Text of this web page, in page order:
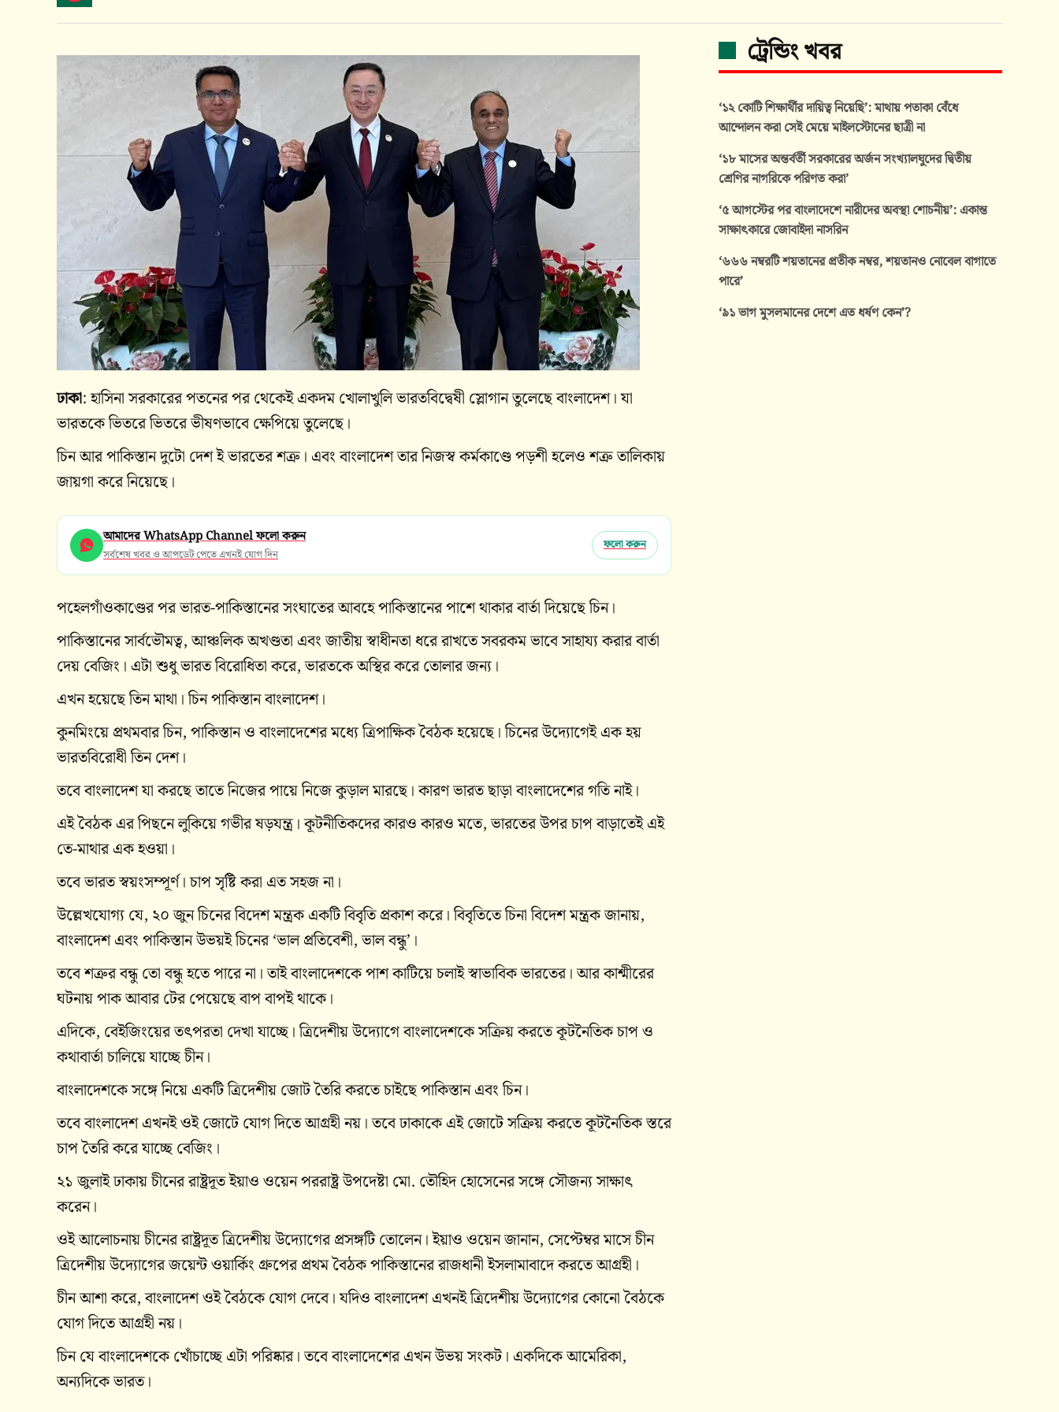
ঢাকা: হাসিনা সরকারের পতনের পর থেকেই একদম খোলাখুলি ভারতবিদ্বেষী স্লোগান তুলেছে বাংলাদেশ। যা
ভারতকে ভিতরে ভিতরে ভীষণভাবে ক্ষেপিয়ে তুলেছে।
চিন আর পাকিস্তান দুটো দেশ ই ভারতের শত্রু। এবং বাংলাদেশ তার নিজস্ব কর্মকাণ্ডে পড়শী হলেও শত্রু তালিকায়
জায়গা করে নিয়েছে।
আমাদের WhatsApp Channel ফলো করুন
সর্বশেষ খবর ও আপডেট পেতে এখনই যোগ দিন
ফলো করুন
পহেলগাঁওকাণ্ডের পর ভারত-পাকিস্তানের সংঘাতের আবহে পাকিস্তানের পাশে থাকার বার্তা দিয়েছে চিন।
পাকিস্তানের সার্বভৌমত্ব, আঞ্চলিক অখণ্ডতা এবং জাতীয় স্বাধীনতা ধরে রাখতে সবরকম ভাবে সাহায্য করার বার্তা
দেয় বেজিং। এটা শুধু ভারত বিরোধিতা করে, ভারতকে অস্থির করে তোলার জন্য।
এখন হয়েছে তিন মাথা। চিন পাকিস্তান বাংলাদেশ।
কুনমিংয়ে প্রথমবার চিন, পাকিস্তান ও বাংলাদেশের মধ্যে ত্রিপাক্ষিক বৈঠক হয়েছে। চিনের উদ্যোগেই এক হয়
ভারতবিরোধী তিন দেশ।
তবে বাংলাদেশ যা করছে তাতে নিজের পায়ে নিজে কুড়াল মারছে। কারণ ভারত ছাড়া বাংলাদেশের গতি নাই।
এই বৈঠক এর পিছনে লুকিয়ে গভীর ষড়যন্ত্র। কূটনীতিকদের কারও কারও মতে, ভারতের উপর চাপ বাড়াতেই এই
তে-মাথার এক হওয়া।
তবে ভারত স্বয়ংসম্পূর্ণ। চাপ সৃষ্টি করা এত সহজ না।
উল্লেখযোগ্য যে, ২০ জুন চিনের বিদেশ মন্ত্রক একটি বিবৃতি প্রকাশ করে। বিবৃতিতে চিনা বিদেশ মন্ত্রক জানায়,
বাংলাদেশ এবং পাকিস্তান উভয়ই চিনের ‘ভাল প্রতিবেশী, ভাল বন্ধু’।
তবে শত্রুর বন্ধু তো বন্ধু হতে পারে না। তাই বাংলাদেশকে পাশ কাটিয়ে চলাই স্বাভাবিক ভারতের। আর কাশ্মীরের
ঘটনায় পাক আবার টের পেয়েছে বাপ বাপই থাকে।
এদিকে, বেইজিংয়ের তৎপরতা দেখা যাচ্ছে। ত্রিদেশীয় উদ্যোগে বাংলাদেশকে সক্রিয় করতে কূটনৈতিক চাপ ও
কথাবার্তা চালিয়ে যাচ্ছে চীন।
বাংলাদেশকে সঙ্গে নিয়ে একটি ত্রিদেশীয় জোট তৈরি করতে চাইছে পাকিস্তান এবং চিন।
তবে বাংলাদেশ এখনই ওই জোটে যোগ দিতে আগ্রহী নয়। তবে ঢাকাকে এই জোটে সক্রিয় করতে কূটনৈতিক স্তরে
চাপ তৈরি করে যাচ্ছে বেজিং।
২১ জুলাই ঢাকায় চীনের রাষ্ট্রদূত ইয়াও ওয়েন পররাষ্ট্র উপদেষ্টা মো. তৌহিদ হোসেনের সঙ্গে সৌজন্য সাক্ষাৎ
করেন।
ওই আলোচনায় চীনের রাষ্ট্রদূত ত্রিদেশীয় উদ্যোগের প্রসঙ্গটি তোলেন। ইয়াও ওয়েন জানান, সেপ্টেম্বর মাসে চীন
ত্রিদেশীয় উদ্যোগের জয়েন্ট ওয়ার্কিং গ্রুপের প্রথম বৈঠক পাকিস্তানের রাজধানী ইসলামাবাদে করতে আগ্রহী।
চীন আশা করে, বাংলাদেশ ওই বৈঠকে যোগ দেবে। যদিও বাংলাদেশ এখনই ত্রিদেশীয় উদ্যোগের কোনো বৈঠকে
যোগ দিতে আগ্রহী নয়।
চিন যে বাংলাদেশকে খোঁচাচ্ছে এটা পরিষ্কার। তবে বাংলাদেশের এখন উভয় সংকট। একদিকে আমেরিকা,
অন্যদিকে ভারত।
ট্রেন্ডিং খবর
‘১২ কোটি শিক্ষার্থীর দায়িত্ব নিয়েছি’: মাথায় পতাকা বেঁধে
আন্দোলন করা সেই মেয়ে মাইলস্টোনের ছাত্রী না
‘১৮ মাসের অন্তর্বর্তী সরকারের অর্জন সংখ্যালঘুদের দ্বিতীয়
শ্রেণির নাগরিকে পরিণত করা’
‘৫ আগস্টের পর বাংলাদেশে নারীদের অবস্থা শোচনীয়’: একান্ত
সাক্ষাৎকারে জোবাইদা নাসরিন
‘৬৬৬ নম্বরটি শয়তানের প্রতীক নম্বর, শয়তানও নোবেল বাগাতে
পারে’
‘৯১ ভাগ মুসলমানের দেশে এত ধর্ষণ কেন’?